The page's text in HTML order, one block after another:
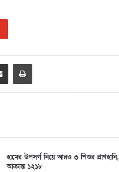
হামের উপসর্গ নিয়ে আরও ৩ শিশুর প্রাণহানি,
আক্রান্ত ১২১৮